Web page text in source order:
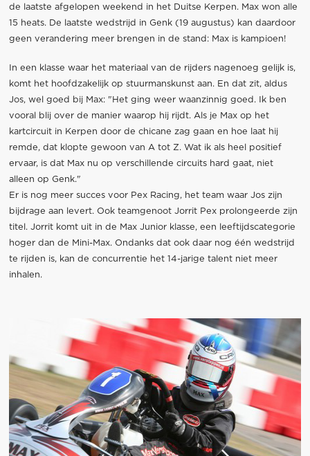
de laatste afgelopen weekend in het Duitse Kerpen. Max won alle
15 heats. De laatste wedstrijd in Genk (19 augustus) kan daardoor
geen verandering meer brengen in de stand: Max is kampioen!
In een klasse waar het materiaal van de rijders nagenoeg gelijk is,
komt het hoofdzakelijk op stuurmanskunst aan. En dat zit, aldus
Jos, wel goed bij Max: "Het ging weer waanzinnig goed. Ik ben
vooral blij over de manier waarop hij rijdt. Als je Max op het
kartcircuit in Kerpen door de chicane zag gaan en hoe laat hij
remde, dat klopte gewoon van A tot Z. Wat ik als heel positief
ervaar, is dat Max nu op verschillende circuits hard gaat, niet
alleen op Genk."
Er is nog meer succes voor Pex Racing, het team waar Jos zijn
bijdrage aan levert. Ook teamgenoot Jorrit Pex prolongeerde zijn
titel. Jorrit komt uit in de Max Junior klasse, een leeftijdscategorie
hoger dan de Mini-Max. Ondanks dat ook daar nog één wedstrijd
te rijden is, kan de concurrentie het 14-jarige talent niet meer
inhalen.